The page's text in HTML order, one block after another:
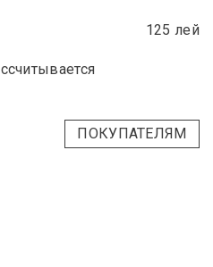
125 лей
ПОКУПАТЕЛЯМ